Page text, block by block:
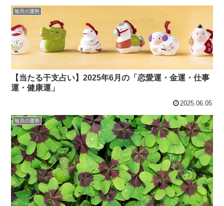
毎月の運勢
【当たる干支占い】2025年6月の「恋愛運・金運・仕事
運・健康運」
2025.06.05
毎月の運勢